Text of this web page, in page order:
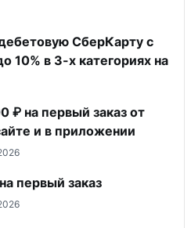
СберКарту с
10% в 3-х категориях на
₽ на первый заказ от
и в приложении
первый заказ